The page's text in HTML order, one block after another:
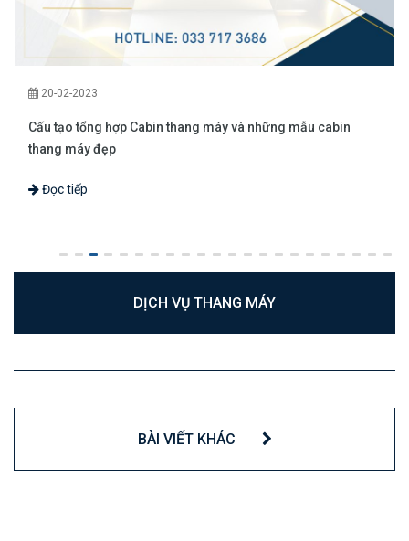
20-02-2023
Cấu tạo tổng hợp Cabin thang máy và những mẫu cabin
thang máy đẹp
Đọc tiếp
DỊCH VỤ THANG MÁY
BÀI VIẾT KHÁC